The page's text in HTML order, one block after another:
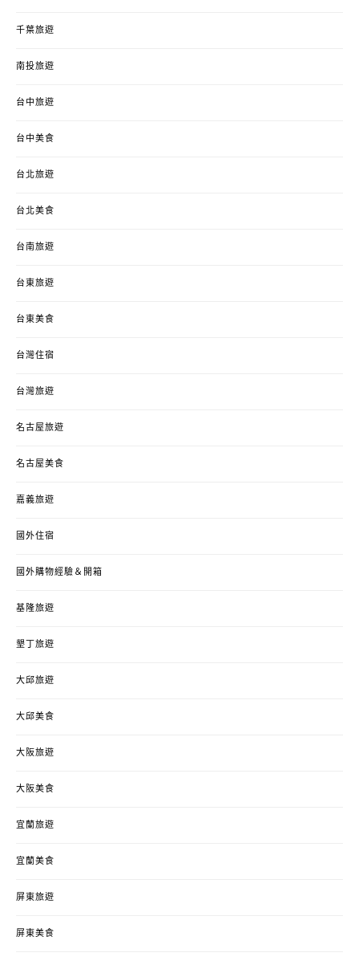
千葉旅遊
南投旅遊
台中旅遊
台中美食
台北旅遊
台北美食
台南旅遊
台東旅遊
台東美食
台灣住宿
台灣旅遊
名古屋旅遊
名古屋美食
嘉義旅遊
國外住宿
國外購物經驗＆開箱
基隆旅遊
墾丁旅遊
大邱旅遊
大邱美食
大阪旅遊
大阪美食
宜蘭旅遊
宜蘭美食
屏東旅遊
屏東美食